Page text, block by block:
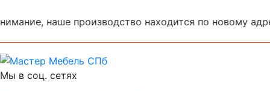
наше производство находится по новому
Мы в соц. сетях